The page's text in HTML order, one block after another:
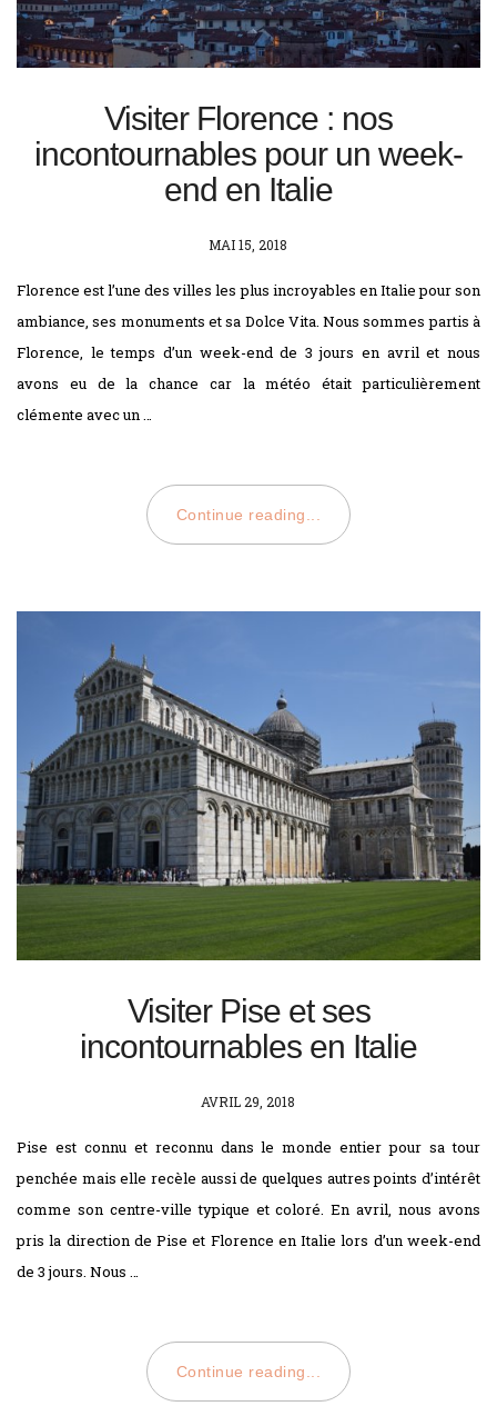
Visiter Florence : nos
incontournables pour un week-
end en Italie
POSTED
MAI 15, 2018
Florence est l’une des villes les plus incroyables en Italie pour son
ambiance, ses monuments et sa Dolce Vita. Nous sommes partis à
Florence, le temps d’un week-end de 3 jours en avril et nous
avons eu de la chance car la météo était particulièrement
clémente avec un …
Continue reading...
Visiter Pise et ses
incontournables en Italie
POSTED
AVRIL 29, 2018
Pise est connu et reconnu dans le monde entier pour sa tour
penchée mais elle recèle aussi de quelques autres points d’intérêt
comme son centre-ville typique et coloré. En avril, nous avons
pris la direction de Pise et Florence en Italie lors d’un week-end
de 3 jours. Nous …
Continue reading...